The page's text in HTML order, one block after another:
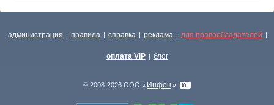
администрация | правила | справка | реклама | для правообладателей |
оплата VIP | блог
© 2008-2026 ООО « Инфон »